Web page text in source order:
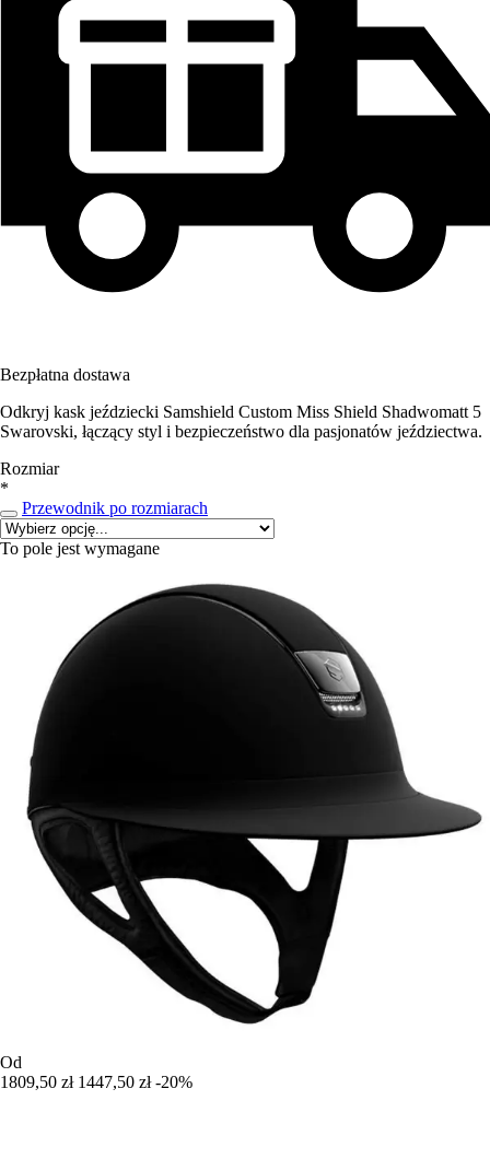
Bezpłatna dostawa
Odkryj kask jeździecki Samshield Custom Miss Shield Shadwomatt 5
Swarovski, łączący styl i bezpieczeństwo dla pasjonatów jeździectwa.
Rozmiar
*
Przewodnik po rozmiarach
To pole jest wymagane
Od
1809,50 zł 1447,50 zł -20%